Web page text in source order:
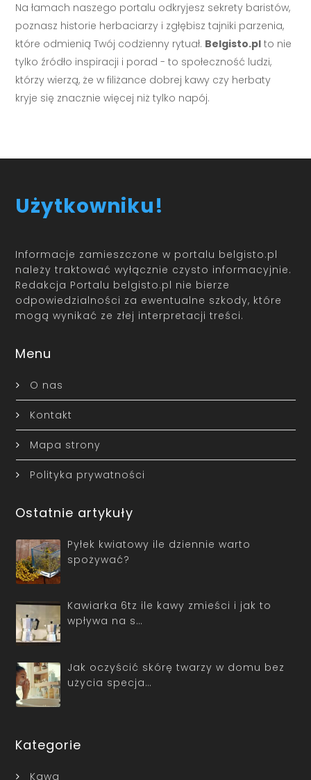
Na łamach naszego portalu odkryjesz sekrety baristów,
poznasz historie herbaciarzy i zgłębisz tajniki parzenia,
które odmienią Twój codzienny rytuał. Belgisto.pl to nie
tylko źródło inspiracji i porad - to społeczność ludzi,
którzy wierzą, że w filiżance dobrej kawy czy herbaty
kryje się znacznie więcej niż tylko napój.
Użytkowniku!
Informacje zamieszczone w portalu belgisto.pl
należy traktować wyłącznie czysto informacyjnie.
Redakcja Portalu belgisto.pl nie bierze
odpowiedzialności za ewentualne szkody, które
mogą wynikać ze złej interpretacji treści.
Menu
O nas
Kontakt
Mapa strony
Polityka prywatności
Ostatnie artykuły
Pyłek kwiatowy ile dziennie warto
spożywać?
Kawiarka 6tz ile kawy zmieści i jak to
wpływa na s…
Jak oczyścić skórę twarzy w domu bez
użycia specja…
Kategorie
Kawa